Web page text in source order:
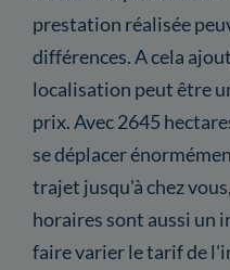
prestation réalisée
différences. A cela
localisation peut être
prix. Avec 2645
se déplacer
trajet jusqu'à chez
horaires sont aussi un
faire varier le tarif de